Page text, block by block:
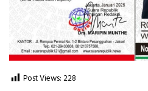
Post Views:228